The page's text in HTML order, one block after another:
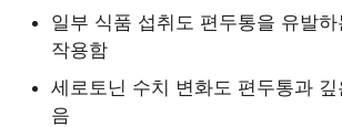
일부 식품 섭취도 편두통을 유발
작용함
세로토닌 수치 변화도 편두통과
음